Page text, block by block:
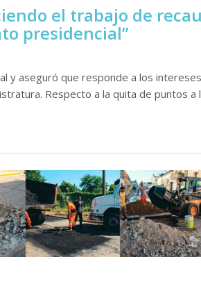
el trabajo de
presidencial”
y aseguró que responde a los
Respecto a la quita de puntos a